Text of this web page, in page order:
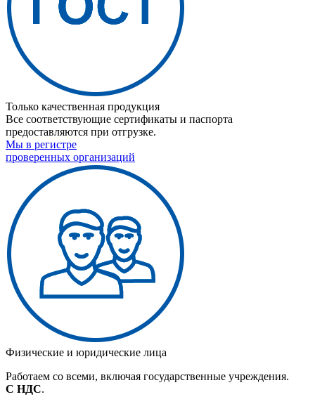
Только качественная продукция
Все соответствующие сертификаты и паспорта
предоставляются при отгрузке.
Мы в регистре
проверенных организаций
Физические и юридические лица
Работаем со всеми, включая государственные учреждения.
С НДС.